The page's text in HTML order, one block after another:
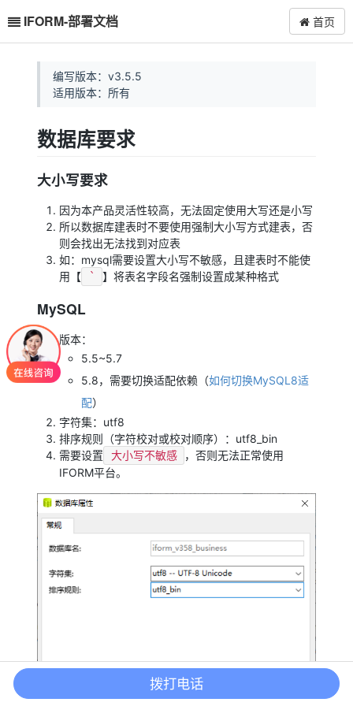
IFORM-部署文档 首页
编写版本：v3.5.5
适用版本：所有
数据库要求
大小写要求
因为本产品灵活性较高，无法固定使用大写还是小写
所以数据库建表时不要使用强制大小写方式建表，否
则会找出无法找到对应表
如：mysql需要设置大小写不敏感，且建表时不能使
用【
` 】将表名字段名强制设置成某种格式
MySQL
版本：
5.5~5.7
5.8，需要切换适配依赖（如何切换MySQL8适
配）
字符集：utf8
排序规则（字符校对或校对顺序）：utf8_bin
需要设置
大小写不敏感
，否则无法正常使用
IFORM平台。
拨打电话